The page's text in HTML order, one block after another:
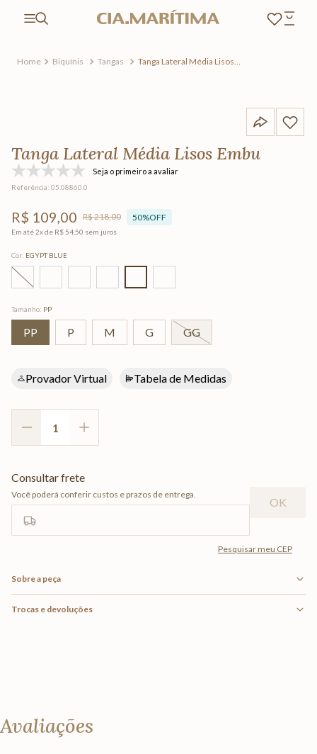
Biquínis Tangas
Tanga Lateral Média Lisos
Tanga Lateral Média Lisos Embu
Seja o primeiro a avaliar
Referência: 05.08860.0
R$ 109,00 R$218,00 50%OFF
Em até2x de R$ 54 50 sem juros
Cor: EGYPT BLUE
Tamanho: PP
PP P M G GG
Provador Virtual Tabela de Medidas
Sobre a peça
Trocas e devoluções
Avaliações